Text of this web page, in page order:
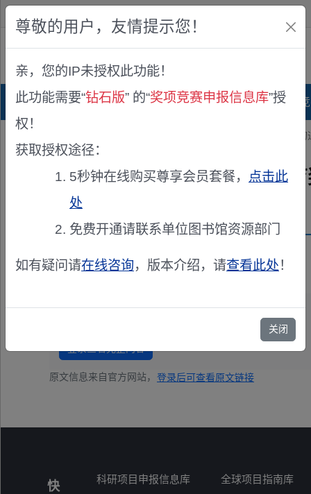
公众版
首页 科研项目库 项目指南库 奖项
> 关于2026年度孙越崎家乡教育奖评选的
关于2026年度孙越崎家乡教
发布机构：
以上为部分内容预览
原文信息来自官方网站， 登录后可查看原文链接
快
科研项目申报信息库 全球项目指南库
尊敬的用户，友情提示您！
亲，您的IP未授权此功能！
此功能需要“钻石版” 的“奖项竞赛申报信息库”授
权！
获取授权途径：
5秒钟在线购买尊享会员套餐， 点击此
处
免费开通请联系单位图书馆资源部门
如有疑问请在线咨询，版本介绍，请查看此处！
关闭